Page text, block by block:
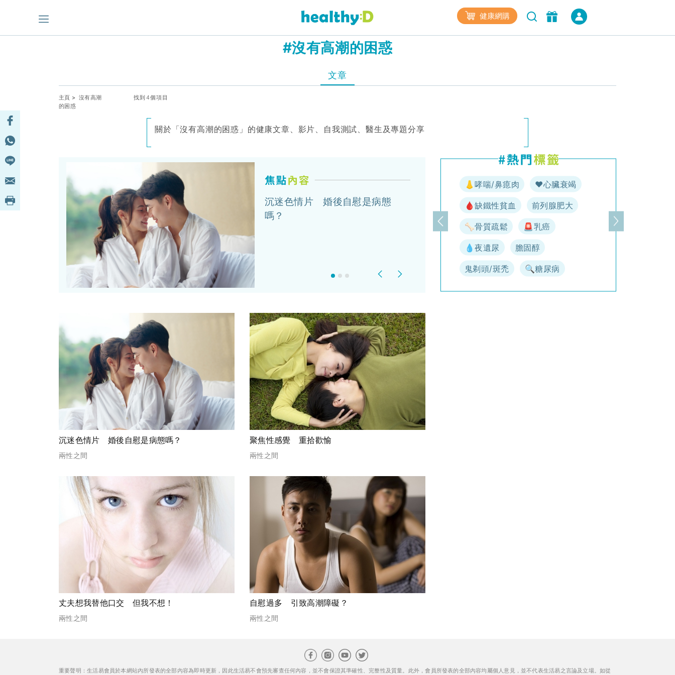
健康網購
#沒有高潮的困惑
文章
主頁 > 沒有高潮
的困惑
找到4個項目
關於「沒有高潮的困惑」的健康文章、影片、自我測試、醫生及專題分享
沉迷色情片 婚後自慰是病態
嗎？
Previous
上一頁
👃哮喘/鼻瘜肉 ♥️心臟衰竭
🩸缺鐵性貧血 前列腺肥大
🦴骨質疏鬆 🚨乳癌
💧夜遺尿 膽固醇
鬼剃頭/斑禿 🔍糖尿病
下一頁
沉迷色情片 婚後自慰是病態嗎？
兩性之間
聚焦性感覺 重拾歡愉
兩性之間
丈夫想我替他口交 但我不想！
兩性之間
自慰過多 引致高潮障礙？
兩性之間
重要聲明：生活易會員於本網站內所發表的全部內容為即時更新，因此生活易不會預先審查任何內容，並不會保證其準確性、完整性及質量。此外，會員所發表的全部內容均屬個人意見，並不代表生活易之言論及立場。如從